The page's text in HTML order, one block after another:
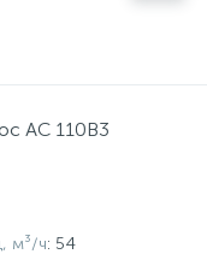
AC 110B3
м³/ч: 54